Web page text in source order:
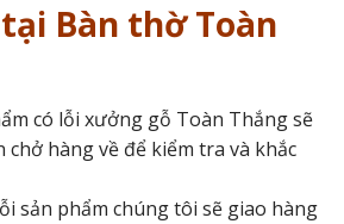
Bàn thờ Toàn
có lỗi xưởng gỗ Toàn Thắng sẽ
chở hàng về để kiểm tra và khắc
sản phẩm chúng tôi sẽ giao hàng